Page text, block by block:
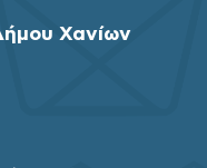
Χανίων